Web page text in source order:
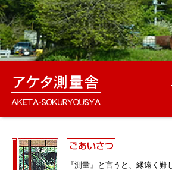
『測量』と言うと、縁遠く